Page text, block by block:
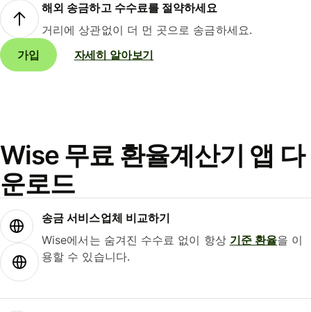
해외 송금하고 수수료를 절약하세요
거리에 상관없이 더 먼 곳으로 송금하세요.
가입
자세히 알아보기
Wise 무료 환율계산기 앱 다
운로드
송금 서비스업체 비교하기
Wise에서는 숨겨진 수수료 없이 항상 기준 환율을 이
용할 수 있습니다.